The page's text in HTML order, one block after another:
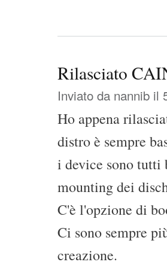
Rilasciato
Inviato da nannib il
Ho appena
distro è sempre
i device sono
mounting dei
C'è l'opzione di
Ci sono sempre
creazione.